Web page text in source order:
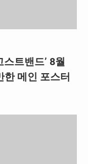
트밴드’ 8월
한 메인 포스터